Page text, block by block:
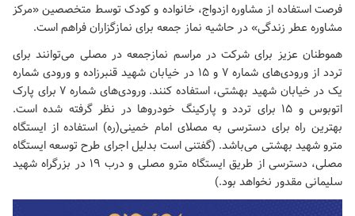
فرصت استفاده از مشاوره ازدواج، خانواده و کودک توسط متخصصین «مرکز
مشاوره عطر زندگی» در حاشیه نماز جمعه برای نمازگزاران فراهم است.
هموطنان عزیز برای شرکت در مراسم نمازجمعه در مصلی می‌توانند برای
تردد از ورودی‌های شماره ۷ و ۱۵ در خیابان شهید قنبرزاده و ورودی شماره
یک در خیابان شهید بهشتی، استفاده کنند. ورودی‌های شماره ۷ برای پارک
اتوبوس و ۱۵ برای تردد و پارکینگ خودروها در نظر گرفته شده است.
بهترین راه برای دسترسی به مصلای امام خمینی(ره) استفاده از ایستگاه
مترو شهید بهشتی می‌باشد. (گفتنی است بدلیل اجرای طرح توسعه ایستگاه
مصلی، دسترسی از طریق ایستگاه مترو مصلی و درب‌ ۱۹ در بزرگراه شهید
سلیمانی مقدور نخواهد بود.)